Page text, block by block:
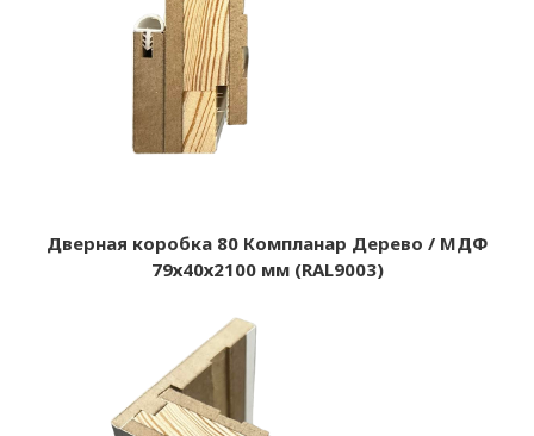
Дверная коробка 80 Компланар Дерево / МДФ
79х40х2100 мм (RAL9003)